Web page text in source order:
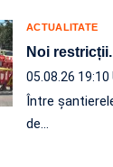
ACTUALITATE
Noi
05.08.26 19:10
Între
de…